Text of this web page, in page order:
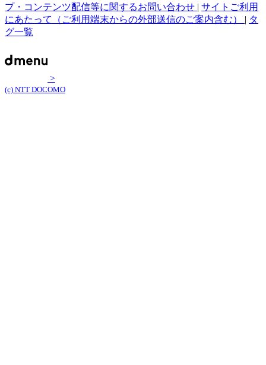
プ・コンテンツ配信等に関するお問い合わせ | サイトご利用
にあたって（ご利用端末からの外部送信のご案内含む） | タ
グ一覧
>
(c) NTT DOCOMO